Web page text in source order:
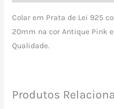
Colar em Prata de Lei 925
20mm na cor Antique Pink
Qualidade.
Produtos